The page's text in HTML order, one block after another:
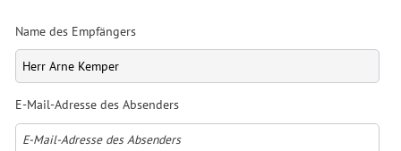
Name des Empfängers
E-Mail-Adresse des Absenders